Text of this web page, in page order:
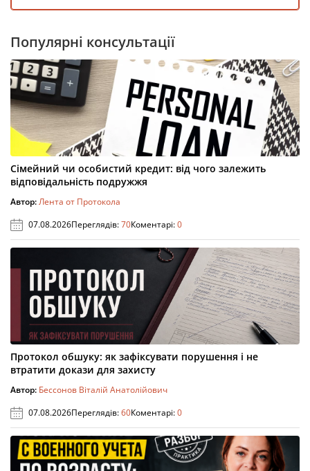
Популярні консультації
Сімейний чи особистий кредит: від чого залежить
відповідальність подружжя
Автор:Лента от Протокола
07.08.2026Переглядів:70Коментарі:0
Протокол обшуку: як зафіксувати порушення і не
втратити докази для захисту
Автор: Бессонов Віталій Анатолійович
07.08.2026Переглядів:60Коментарі:0